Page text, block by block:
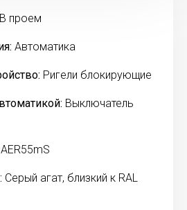
В проем
Автоматика
Ригели блокирующие
Выключатель
AER55mS
Серый агат, близкий к RAL